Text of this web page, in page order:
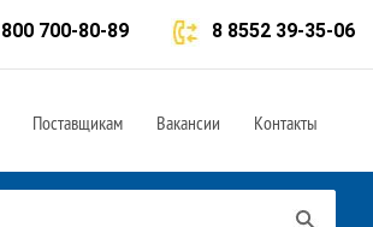
8 8552 39-35-06
700-80-89
Поставщикам Вакансии Контакты